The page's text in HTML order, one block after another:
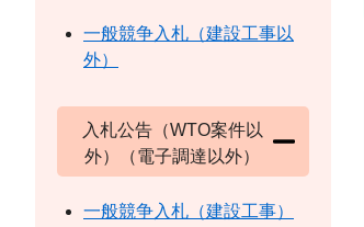
一般競争入札（建設工事以
外）
入札公告（WTO案件以
外）（電子調達以外）
一般競争入札（建設工事）